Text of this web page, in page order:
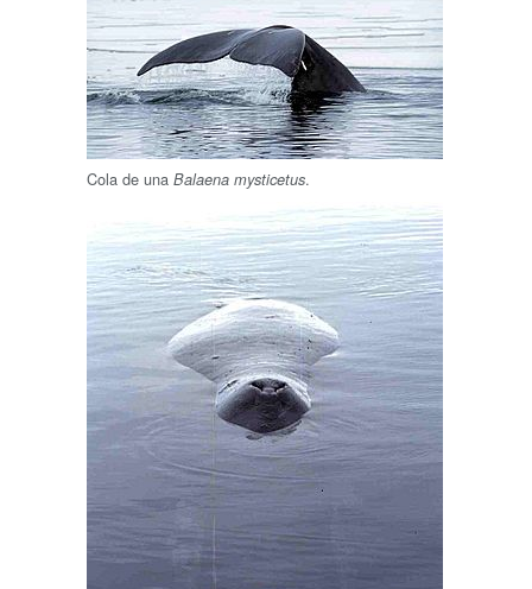
Cola de una Balaena mysticetus.